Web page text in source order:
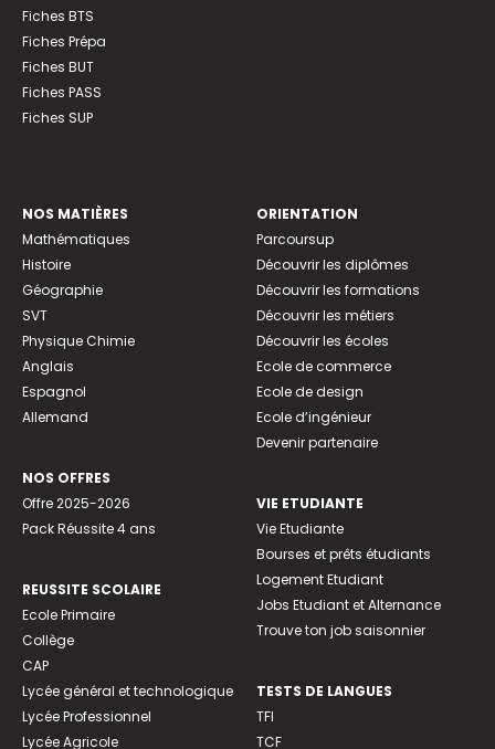
Fiches BTS
Fiches Prépa
Fiches BUT
Fiches PASS
Fiches SUP
NOS MATIÈRES
Mathématiques
Histoire
Géographie
SVT
Physique Chimie
Anglais
Espagnol
Allemand
NOS OFFRES
Offre 2025-2026
Pack Réussite 4 ans
REUSSITE SCOLAIRE
Ecole Primaire
Collège
CAP
Lycée général et technologique
Lycée Professionnel
Lycée Agricole
ORIENTATION
Parcoursup
Découvrir les diplômes
Découvrir les formations
Découvrir les métiers
Découvrir les écoles
Ecole de commerce
Ecole de design
Ecole d’ingénieur
Devenir partenaire
VIE ETUDIANTE
Vie Etudiante
Bourses et prêts étudiants
Logement Etudiant
Jobs Etudiant et Alternance
Trouve ton job saisonnier
TESTS DE LANGUES
TFI
TCF